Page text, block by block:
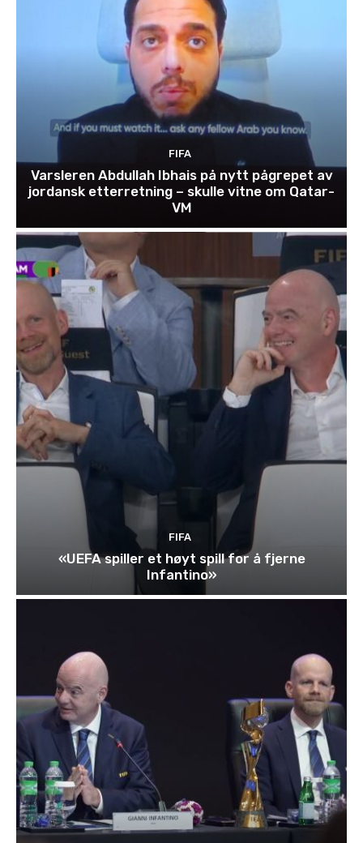
FIFA
Varsleren Abdullah Ibhais på nytt pågrepet av
jordansk etterretning – skulle vitne om Qatar-
VM
FIFA
«UEFA spiller et høyt spill for å fjerne
Infantino»